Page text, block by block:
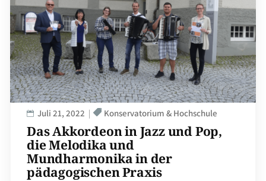
Das Akkordeon in Jazz und Pop,
die Melodika und
Mundharmonika in der
pädagogischen Praxis
Juli 21, 2022 Konservatorium & Hochschule